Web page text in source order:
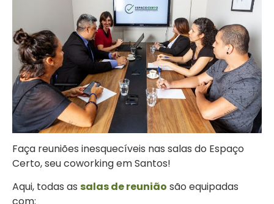
Faça reuniões inesquecíveis nas salas do Espaço
Certo, seu coworking em Santos!
Aqui, todas as salas de reunião são equipadas